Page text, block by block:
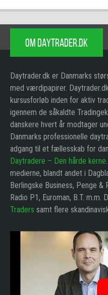
OM DAYTRADER.DK
Daytrader.dk er Danmarks
med værdipapirer.
kursusforløb inden for aktiv
igennem de såkaldte
danskere hvert år modtager
Danmarks professionelle
adgang til et fællesskab for
Daytradere – Den hårde kerne
medierne, blandt andet i
Berlingske Business, Penge &
Radio P1, Euroman, B.T. m.m.
Traders samt flere